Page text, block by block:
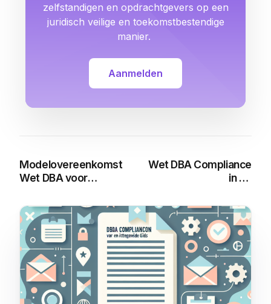
zelfstandigen en opdrachtgevers op een
juridisch veilige en toekomstbestendige
manier.
Aanmelden
Modelovereenkomst
Wet DBA voor
moet weten
Wet DBA Compliance
in de
Uitgebreide Gids
You may also like